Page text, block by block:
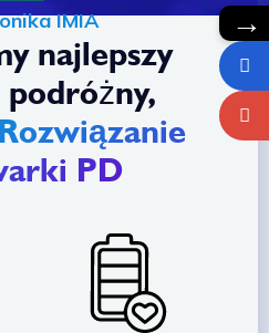
IMIA
najlepszy
podróżny,
Rozwiązanie
PD
→